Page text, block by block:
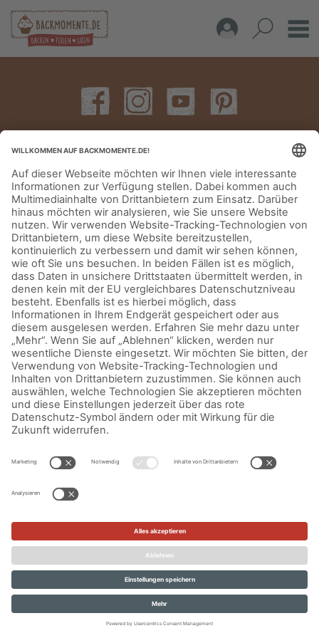
IMPRESSUM DATENSCHUTZERKLÄRUNG AGB KONTAKT
© Aurora Mühlen GmbH - Trettaustraße 49 – D-21107 Hamburg